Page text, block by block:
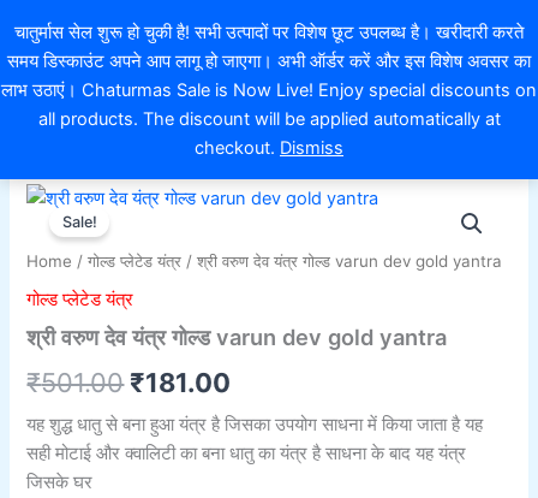
चातुर्मास सेल शुरू हो चुकी है! सभी उत्पादों पर विशेष छूट उपलब्ध है। खरीदारी करते
समय डिस्काउंट अपने आप लागू हो जाएगा। अभी ऑर्डर करें और इस विशेष अवसर का
लाभ उठाएं। Chaturmas Sale is Now Live! Enjoy special discounts on
all products. The discount will be applied automatically at
checkout. Dismiss
content
EXTRA 10% OFF ON ONLINE PAYMENT
0
Sale!
Home /गोल्ड प्लेटेड यंत्र / श्री वरुण देव यंत्र गोल्ड varun dev gold yantra
गोल्ड प्लेटेड यंत्र
श्री वरुण देव यंत्र गोल्ड varun dev gold yantra
₹501.00
Original
price
was:
₹501.00.
₹181.00
Current
price
₹181.00.
यह शुद्ध धातु से बना हुआ यंत्र है जिसका उपयोग साधना में किया जाता है यह
सही मोटाई और क्वालिटी का बना धातु का यंत्र है साधना के बाद यह यंत्र
जिसके घर
श्री
यंत्र गोल्ड
varun
gold
quantity